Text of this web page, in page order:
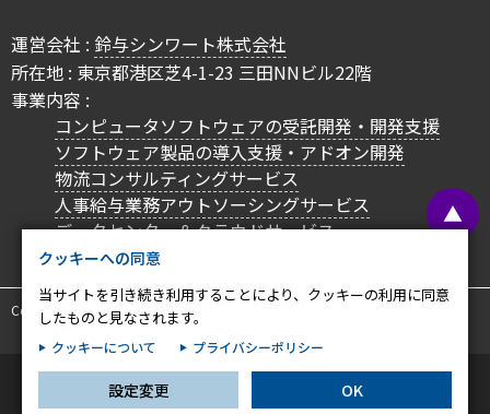
運営会社 : 鈴与シンワート株式会社
所在地 : 東京都港区芝4-1-23 三田NNビル22階
事業内容 :
コンピュータソフトウェアの受託開発・開発支援
ソフトウェア製品の導入支援・アドオン開発
物流コンサルティングサービス
人事給与業務アウトソーシングサービス
データセンター＆クラウドサービス
Copyright © SUZUYO SHINWART CORPORATION. All Rights Reserved.
▲
クッキーへの同意
当サイトを引き続き利用することにより、クッキーの利用に同意
したものと見なされます。
クッキーについて プライバシーポリシー
設定変更 OK
Cookie であり、対象となるのはサイト訪問者に関する情報、サイト訪問者
による設定、デバイス情報などです。これらの情報はサイトを正常に機能さ
せる目的を中心に使われます。個人を直接特定できる情報が保存されること
は通常ありませんが、Web サイトのパーソナライズに使われることはあり
ます。鈴与シンワートではプライバシーの権利を尊重しており、一部の
Cookie については有効化を拒否できるよう配慮しています。各カテゴリを
クリックすることで、それらの Cookie に関する詳細を確認し、当サイトに
おけるデフォルト設定を変更できます。ただし、一部の Cookie を無効化し
た場合、サイトの利用やサービスの利用に影響が出る可能性があります。詳
不可欠な Cookie
この設定で保存する